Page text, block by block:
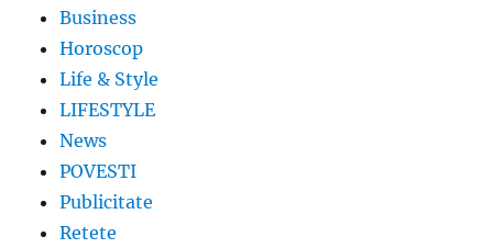
Business
Horoscop
Life & Style
LIFESTYLE
News
POVESTI
Publicitate
Retete